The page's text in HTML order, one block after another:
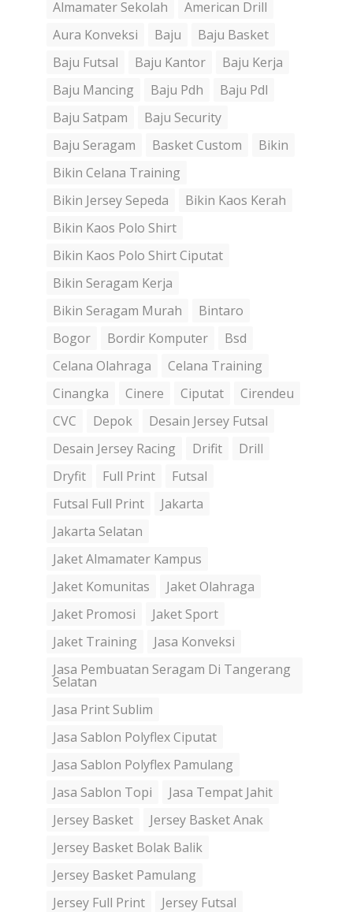
Almamater Sekolah
American Drill
Aura Konveksi
Baju
Baju Basket
Baju Futsal
Baju Kantor
Baju Kerja
Baju Mancing
Baju Pdh
Baju Pdl
Baju Satpam
Baju Security
Baju Seragam
Basket Custom
Bikin
Bikin Celana Training
Bikin Jersey Sepeda
Bikin Kaos Kerah
Bikin Kaos Polo Shirt
Bikin Kaos Polo Shirt Ciputat
Bikin Seragam Kerja
Bikin Seragam Murah
Bintaro
Bogor
Bordir Komputer
Bsd
Celana Olahraga
Celana Training
Cinangka
Cinere Ciputat
Cirendeu
CVC
Depok
Desain Jersey Futsal
Desain Jersey Racing
Drifit
Drill
Dryfit
Full Print
Futsal
Futsal Full Print
Jakarta
Jakarta Selatan
Jaket Almamater Kampus
Jaket Komunitas
Jaket Olahraga
Jaket Promosi
Jaket Sport
Jaket Training
Jasa Konveksi
Jasa Pembuatan Seragam Di Tangerang
Selatan
Jasa Print Sublim
Jasa Sablon Polyflex Ciputat
Jasa Sablon Polyflex Pamulang
Jasa Sablon Topi
Jasa Tempat Jahit
Jersey Basket
Jersey Basket Anak
Jersey Basket Bolak Balik
Jersey Basket Pamulang
Jersey Full Print
Jersey Futsal